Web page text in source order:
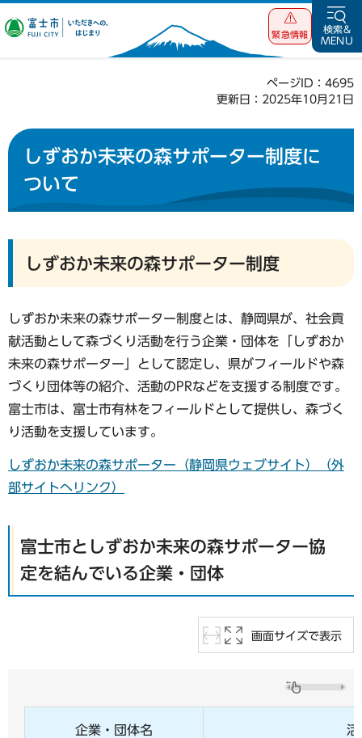
富士市 いただ
緊急情報
検索&
MENU
ページID：4695
更新日：2025年10月21日
しずおか未来の森サポーター制度に
ついて
しずおか未来の森サポーター制度
しずおか未来の森サポーター制度とは、静岡県が、社会貢
献活動として森づくり活動を行う企業・団体を「しずおか
未来の森サポーター」として認定し、県がフィールドや森
づくり団体等の紹介、活動のPRなどを支援する制度です。
富士市は、富士市有林をフィールドとして提供し、森づく
り活動を支援しています。
しずおか未来の森サポーター（静岡県ウェブサイト）（外
部サイトへリンク）
富士市としずおか未来の森サポーター協
定を結んでいる企業・団体
画面サイズで表示
企業・団体名 活